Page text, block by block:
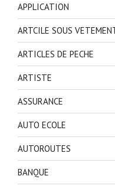
APPLICATION
ARTCILE SOUS
ARTICLES DE PECHE
ARTISTE
ASSURANCE
AUTO ECOLE
AUTOROUTES
BANQUE